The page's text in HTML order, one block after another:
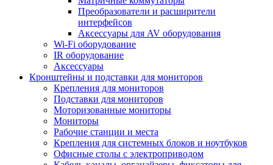
Преобразователи и расширители
интерфейсов
Аксессуары для AV оборудования
Wi-Fi оборудование
IR оборудование
Аксессуары
Кронштейны и подставки для мониторов
Крепления для мониторов
Подставки для мониторов
Моторизованные мониторы
Мониторы
Рабочие станции и места
Крепления для системных блоков и ноутбуков
Офисные столы с электроприводом